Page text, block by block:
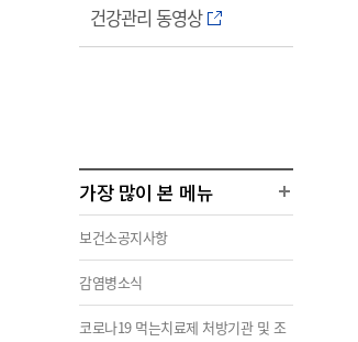
건강관리 동영상열
림
가장 많이 본 메뉴
보건소공지사항
감염병소식
코로나19 먹는치료제 처방기관 및 조